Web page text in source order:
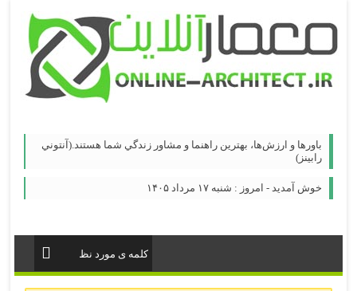
باورها و ارزش‌ها، بهترين راهنما و مشاور زندگي شما هستند.(آنتوني
رابينز)
خوش آمدید - امروز : شنبه ۱۷ مرداد ۱۴۰۵